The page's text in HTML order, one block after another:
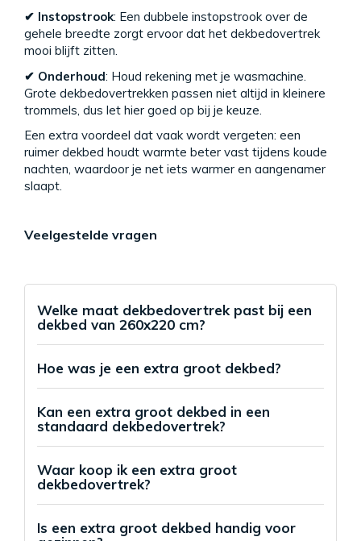
✔ Instopstrook: Een dubbele instopstrook over de
gehele breedte zorgt ervoor dat het dekbedovertrek
mooi blijft zitten.
✔ Onderhoud: Houd rekening met je wasmachine.
Grote dekbedovertrekken passen niet altijd in kleinere
trommels, dus let hier goed op bij je keuze.
Een extra voordeel dat vaak wordt vergeten: een
ruimer dekbed houdt warmte beter vast tijdens koude
nachten, waardoor je net iets warmer en aangenamer
slaapt.
Veelgestelde vragen
Welke maat dekbedovertrek past bij een
dekbed van 260x220 cm?
Hoe was je een extra groot dekbed?
Kan een extra groot dekbed in een
standaard dekbedovertrek?
Waar koop ik een extra groot
dekbedovertrek?
Is een extra groot dekbed handig voor